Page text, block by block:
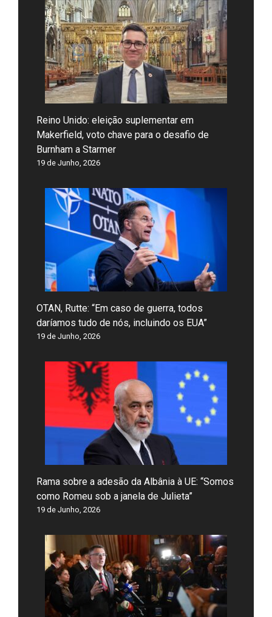
Reino Unido: eleição suplementar em
Makerfield, voto chave para o desafio de
Burnham a Starmer
19 de Junho, 2026
OTAN, Rutte: “Em caso de guerra, todos
daríamos tudo de nós, incluindo os EUA”
19 de Junho, 2026
Rama sobre a adesão da Albânia à UE: “Somos
como Romeu sob a janela de Julieta”
19 de Junho, 2026